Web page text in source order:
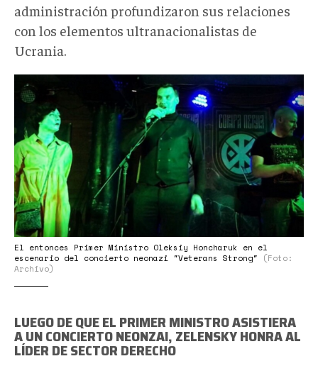
administración profundizaron sus relaciones
con los elementos ultranacionalistas de
Ucrania.
honcharuk.jpg
El entonces Primer Ministro Oleksiy Honcharuk en el
escenario del concierto neonazi "Veterans Strong"
(Foto:
Archivo)
LUEGO DE QUE EL PRIMER MINISTRO ASISTIERA
A UN CONCIERTO NEONZAI, ZELENSKY HONRA AL
LÍDER DE SECTOR DERECHO